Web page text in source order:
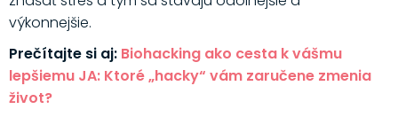
výkonnejšie.
Prečítajte si aj: Biohacking ako cesta k vášmu
lepšiemu JA: Ktoré „hacky“ vám zaručene zmenia
život?